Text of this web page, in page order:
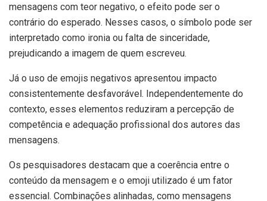
mensagens com teor negativo, o efeito pode ser o
contrário do esperado. Nesses casos, o símbolo pode ser
interpretado como ironia ou falta de sinceridade,
prejudicando a imagem de quem escreveu.
Já o uso de emojis negativos apresentou impacto
consistentemente desfavorável. Independentemente do
contexto, esses elementos reduziram a percepção de
competência e adequação profissional dos autores das
mensagens.
Os pesquisadores destacam que a coerência entre o
conteúdo da mensagem e o emoji utilizado é um fator
essencial. Combinações alinhadas, como mensagens